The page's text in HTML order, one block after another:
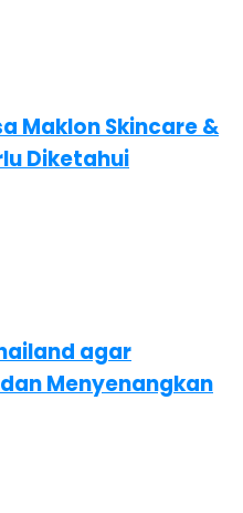
Maklon Skincare &
Diketahui
agar
Menyenangkan